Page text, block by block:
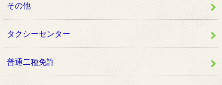
その他
タクシーセンター
普通二種免許